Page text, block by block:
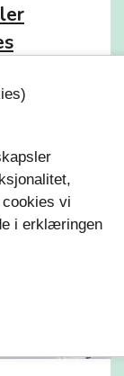
vi
i erklæringen